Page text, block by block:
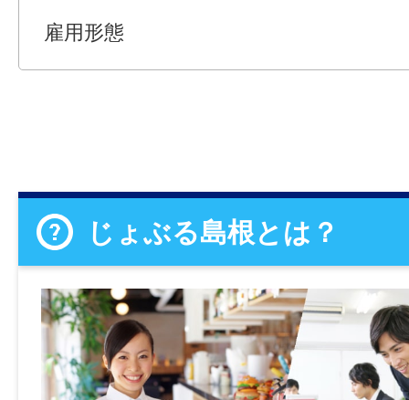
雇用形態
じょぶる島根とは？